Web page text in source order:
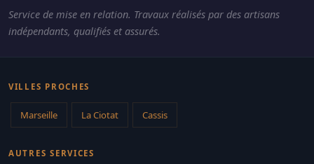
Service de mise en relation. Travaux réalisés par des artisans
indépendants, qualifiés et assurés.
VILLES PROCHES
Marseille La Ciotat Cassis
AUTRES SERVICES